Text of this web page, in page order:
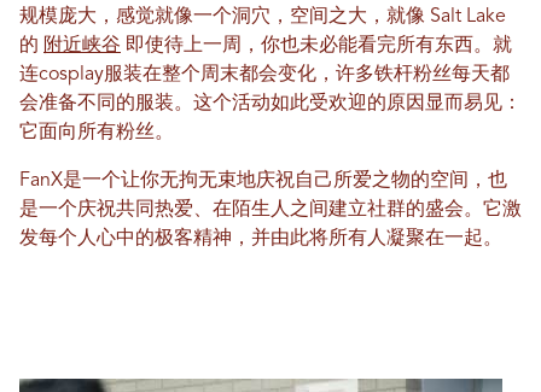
规模庞大，感觉就像一个洞穴，空间之大，就像 Salt Lake
的 附近峡谷 即使待上一周，你也未必能看完所有东西。就
连cosplay服装在整个周末都会变化，许多铁杆粉丝每天都
会准备不同的服装。这个活动如此受欢迎的原因显而易见：
它面向所有粉丝。
FanX是一个让你无拘无束地庆祝自己所爱之物的空间，也
是一个庆祝共同热爱、在陌生人之间建立社群的盛会。它激
发每个人心中的极客精神，并由此将所有人凝聚在一起。